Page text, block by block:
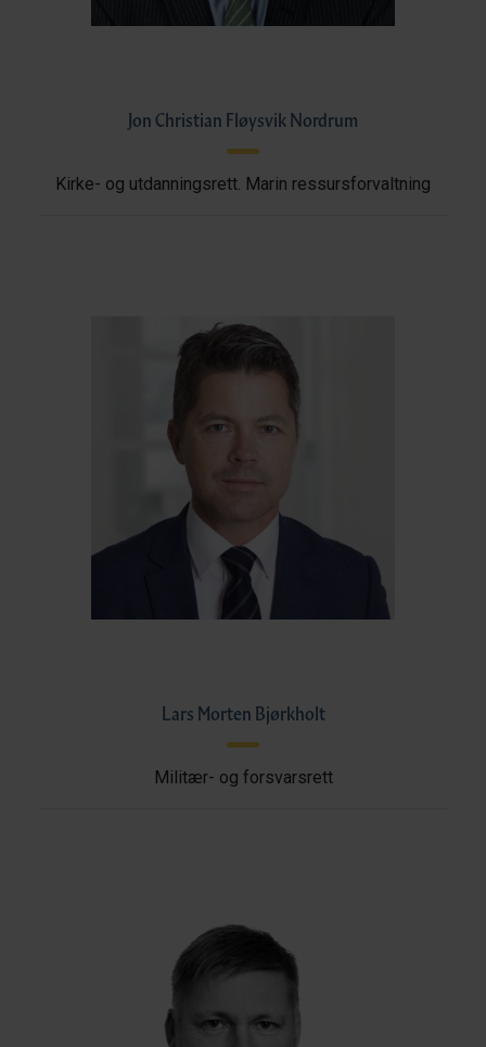
Jon Christian Fløysvik Nordrum
Kirke- og utdanningsrett. Marin ressursforvaltning
Lars Morten Bjørkholt
Militær- og forsvarsrett